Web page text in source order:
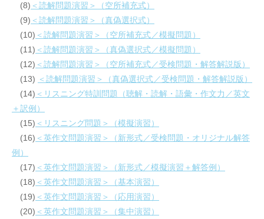
(8) ＜読解問題演習＞（空所補充式）
(9) ＜読解問題演習＞（真偽選択式）
(10) ＜読解問題演習＞（空所補充式／模擬問題）
(11) ＜読解問題演習＞（真偽選択式／模擬問題）
(12) ＜読解問題演習＞（空所補充式／受検問題・解答解説版）
(13) ＜読解問題演習＞（真偽選択式／受検問題・解答解説版）
(14) ＜リスニング特訓問題（聴解・読解・語彙・作文力／英文
＋訳例）
(15) ＜リスニング問題＞（模擬演習）
(16) ＜英作文問題演習＞（新形式／受検問題・オリジナル解答
例）
(17) ＜英作文問題演習＞（新形式／模擬演習＋解答例）
(18) ＜英作文問題演習＞（基本演習）
(19) ＜英作文問題演習＞（応用演習）
(20) ＜英作文問題演習＞（集中演習）